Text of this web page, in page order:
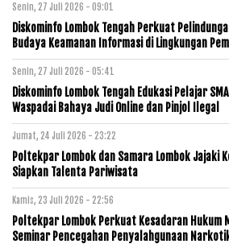
Senin, 27 Juli 2026 - 09:01
Diskominfo Lombok Tengah Perkuat
Budaya Keamanan Informasi di Lingkungan
Senin, 27 Juli 2026 - 05:41
Diskominfo Lombok Tengah Edukasi Pelajar
Waspadai Bahaya Judi Online dan Pinjol Ilegal
Jumat, 24 Juli 2026 - 23:22
Poltekpar Lombok dan Samara Lombok Jajaki
Siapkan Talenta Pariwisata
Kamis, 23 Juli 2026 - 22:56
Poltekpar Lombok Perkuat Kesadaran Hukum
Seminar Pencegahan Penyalahgunaan